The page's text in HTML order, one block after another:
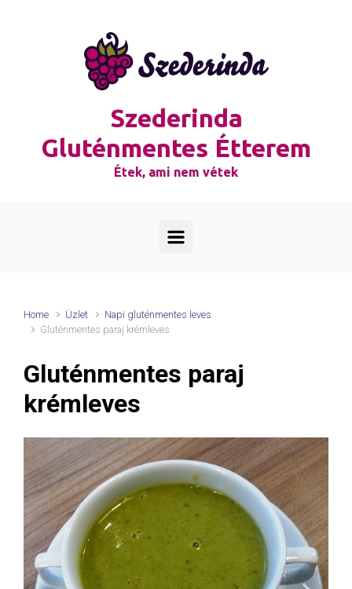
Szederinda
Gluténmentes Étterem
Étek, ami nem vétek
Home Üzlet
Napi gluténmentes leves
Gluténmentes paraj krémleves
Gluténmentes paraj
krémleves